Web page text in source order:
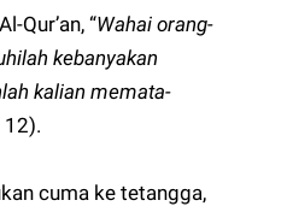
Qur’an, “Wahai orang-
kebanyakan
kalian memata-
12).
cuma ke tetangga,